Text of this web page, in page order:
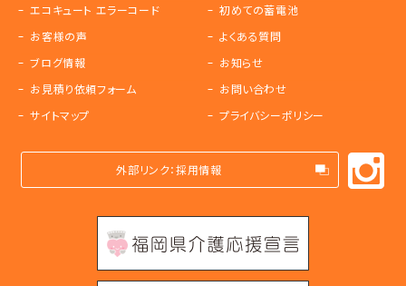
エコキュート エラーコード
初めての蓄電池
お客様の声
よくある質問
ブログ情報
お知らせ
お見積り依頼フォーム
お問い合わせ
サイトマップ
プライバシーポリシー
外部リンク：採用情報